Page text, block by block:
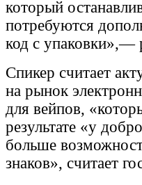
который
потребуются
код с упаковки»,—
Спикер считает
на рынок
для вейпов,
результате «у
больше
знаков», считает